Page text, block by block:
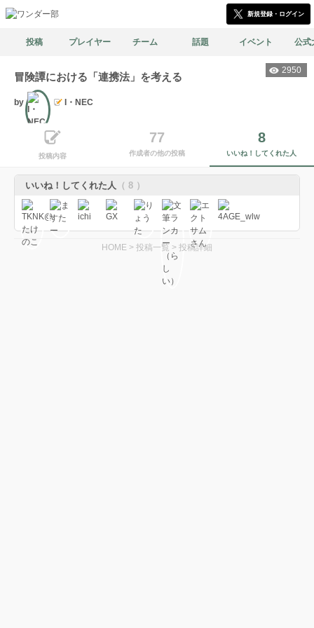
新規登録・ログイン
投稿 プレイヤー チーム 話題 イベント 公式
2950
冒険譚における「連携法」を考える
by I・NEC
投稿内容
77
作成者の他の投稿
8
いいね！してくれた人
いいね！してくれた人 （ 8 ）
HOME > 投稿一覧 > 投稿詳細